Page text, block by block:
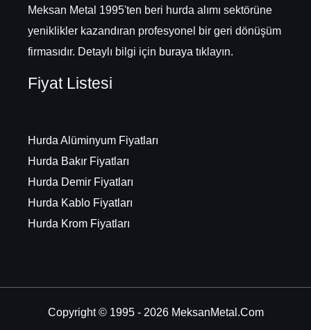
Meksan Metal 1995'ten beri hurda alımı sektörüne
yeniklikler kazandıran profesyonel bir geri dönüşüm
firmasıdır. Detaylı bilgi için buraya tıklayın.
Fiyat Listesi
Hurda Alüminyum Fiyatları
Hurda Bakır Fiyatları
Hurda Demir Fiyatları
Hurda Kablo Fiyatları
Hurda Krom Fiyatları
Copyright © 1995 - 2026 MeksanMetal.Com